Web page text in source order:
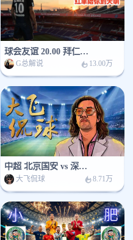
球会友谊 20.00 拜仁慕尼黑 vs 阿斯顿维拉
G总解说 13.00万
中超 北京国安 vs 深圳新鹏城
大飞侃球 8.71万